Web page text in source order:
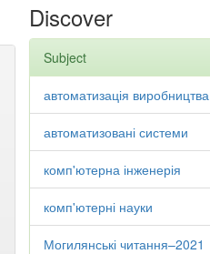
Discover
Subject
автоматизація виробництва
автоматизовані системи
комп'ютерна інженерія
комп'ютерні науки
Могилянські читання–2021